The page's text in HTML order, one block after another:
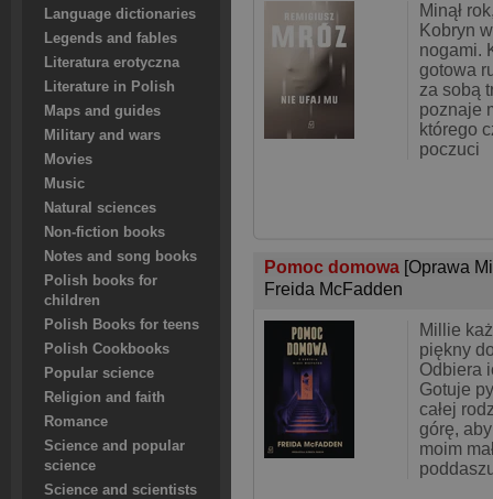
Language dictionaries
Legends and fables
Literatura erotyczna
Literature in Polish
Maps and guides
Military and wars
Movies
Music
Natural sciences
Non-fiction books
Notes and song books
Polish books for
children
Polish Books for teens
Polish Cookbooks
Popular science
Religion and faith
Romance
Science and popular
science
Science and scientists
Minął
Kobryn
nogami.
gotowa
za sobą
poznaje
którego
poczuci
Pomoc domowa [Oprawa
Freida McFadden
Millie
piękny
Odbiera
Gotuje
całej
górę,
moim